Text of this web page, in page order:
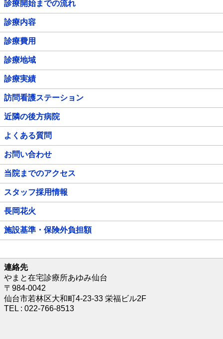
診療開始までの流れ
診療内容
診療費用
診療地域
診療実績
訪問看護ステーション
近隣の後方病院
よくある質問
お問い合わせ
当院までのアクセス
スタッフ採用情報
長岡花火
施設基準・保険外負担額
連絡先
やまと在宅診療所あゆみ仙台
〒984-0042
仙台市若林区大和町4-23-33 栄福ビル2F
TEL : 022-766-8513